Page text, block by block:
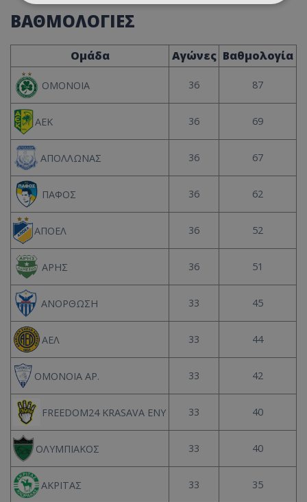
ΒΑΘΜΟΛΟΓΙΕΣ
Ομάδα Αγώνες Βαθμολογία
ΟΜΟΝΟΙΑ 36 87
ΑΕΚ 36 69
ΑΠΟΛΛΩΝΑΣ 36 67
ΠΑΦΟΣ 36 62
ΑΠΟΕΛ 36 52
ΑΡΗΣ 36 51
ΑΝΟΡΘΩΣΗ 33 45
ΑΕΛ 33 44
ΟΜΟΝΟΙΑ ΑΡ. 33 42
FREEDOM24 KRASAVA ΕΝΥ 33 40
ΟΛΥΜΠΙΑΚΟΣ 33 40
ΑΚΡΙΤΑΣ 33 35